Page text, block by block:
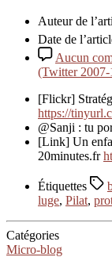
Auteur de
Date de
Aucun
(Twitter 2007-
[Flickr]
https://
@Sanji : tu
[Link] Un
20minutes.fr
Étiquettes
luge, Pilat,
Catégories
Micro-blog